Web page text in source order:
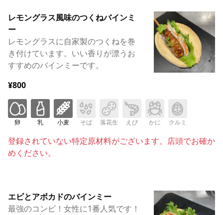
レモングラス風味のつくねバインミ
ー
レモングラスに自家製のつくねを巻
き付けています。いい香りが漂うお
すすめのバインミーです。
¥800
卵 乳 小麦 そば 落花生 えび かに クルミ
登録されていない特定原材料がございます。店頭でお確か
めください。
エビとアボカドのバインミー
最強のコンビ！女性に1番人気です！